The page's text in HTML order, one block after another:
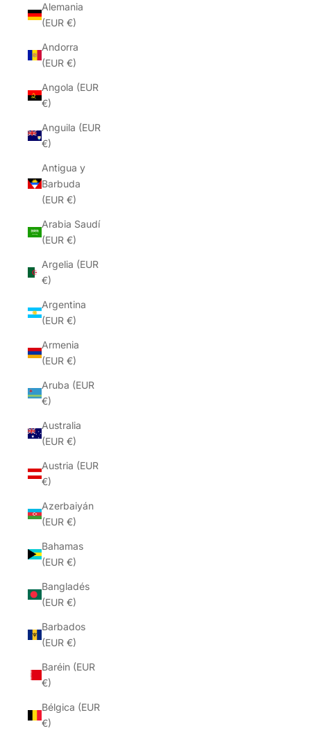
Alemania
(EUR €)
Andorra
(EUR €)
Angola (EUR
€)
Anguila (EUR
€)
Antigua y
Barbuda
(EUR €)
Arabia Saudí
(EUR €)
Argelia (EUR
€)
Argentina
(EUR €)
Armenia
(EUR €)
Aruba (EUR
€)
Australia
(EUR €)
Austria (EUR
€)
Azerbaiyán
(EUR €)
Bahamas
(EUR €)
Bangladés
(EUR €)
Barbados
(EUR €)
Baréin (EUR
€)
Bélgica (EUR
€)